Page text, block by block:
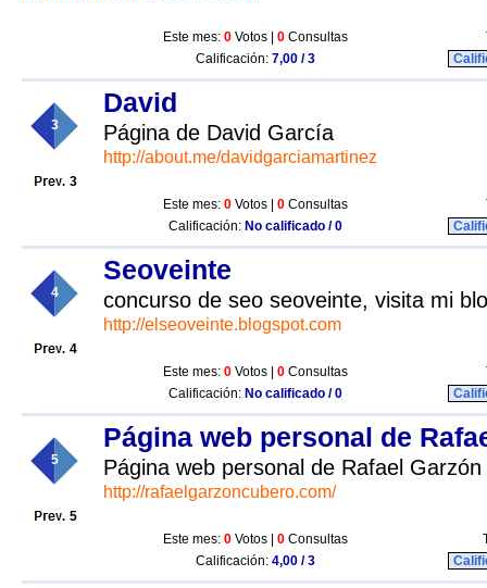
Este mes: 0 Votos | 0 Consultas
Calificación: 7,00 / 3
3
3
David
Página de David García
http://about.me/davidgarciamartinez
Este mes: 0 Votos | 0 Consultas
Calificación: No calificado / 0
4
4
Seoveinte
concurso de seo seoveinte, visita mi
http://elseoveinte.blogspot.com
Este mes: 0 Votos | 0 Consultas
Calificación: No calificado / 0
5
5
Página web personal de
Página web personal de Rafael
http://rafaelgarzoncubero.com/
Este mes: 0 Votos | 0 Consultas
Calificación: 4,00 / 3